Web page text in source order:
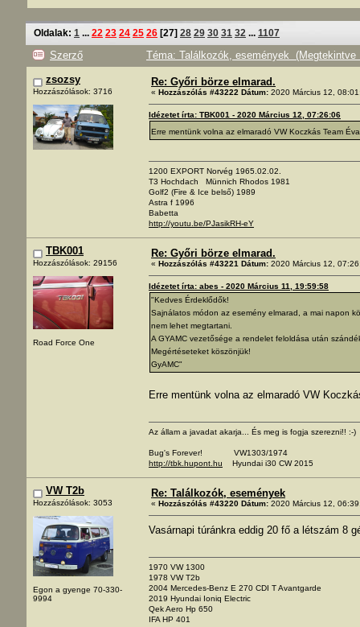
Oldalak: 1 ... 22 23 24 25 26 [27] 28 29 30 31 32 ... 1107
Szerző
Téma: Találkozók, események (Megtekintve
zsozsy
Hozzászólások: 3716
Re: Győri börze elmarad.
« Hozzászólás #43222 Dátum: 2020 Március 12,
Idézetet írta: TBK001 - 2020 Március 12, 07:26:06
Erre mentünk volna az elmaradó VW Koczkás Team
1200 EXPORT Norvég 1965.02.02.
T3 Hochdach Münnich Rhodos 1981
Golf2 (Fire & Ice belső) 1989
Astra f 1996
Babetta
http://youtu.be/PJasikRH-eY
TBK001
Hozzászólások: 29156
Road Force One
Re: Győri börze elmarad.
« Hozzászólás #43221 Dátum: 2020 Március 12,
Idézetet írta: abes - 2020 Március 11, 19:59:58
"Kedves Érdeklődők!
Sajnálatos módon az esemény elmarad, a mai napon
nem lehet megtartani.
A GYAMC vezetősége a rendelet feloldása után
Megértéseteket köszönjük!
GyAMC"
Erre mentünk volna az elmaradó VW
Az állam a javadat akarja... És meg is fogja szerezni!! :-)
Bug's Forever! VW1303/1974
http://tbk.hupont.hu Hyundai i30 CW 2015
VW T2b
Hozzászólások: 3053
Egon a gyenge 70-330-
9994
Re: Találkozók, események
« Hozzászólás #43220 Dátum: 2020 Március 12,
Vasárnapi túránkra eddig 20 fő a létszám 8
1970 VW 1300
1978 VW T2b
2004 Mercedes-Benz E 270 CDI T Avantgarde
2019 Hyundai Ioniq Electric
Qek Aero Hp 650
IFA HP 401